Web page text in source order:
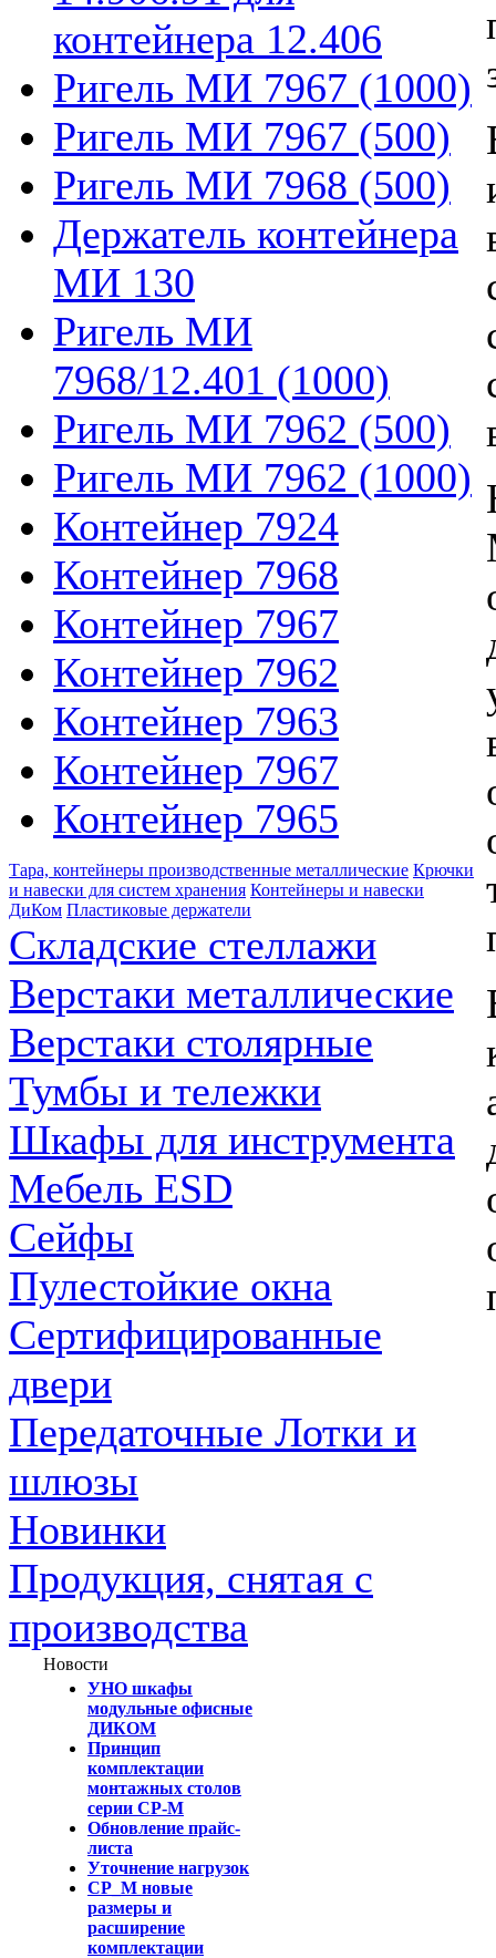
контейнера 12.406
Ригель МИ 7967 (1000)
Ригель МИ 7967 (500)
Ригель МИ 7968 (500)
Держатель контейнера
МИ 130
Ригель МИ
7968/12.401 (1000)
Ригель МИ 7962 (500)
Ригель МИ 7962 (1000)
Контейнер 7924
Контейнер 7968
Контейнер 7967
Контейнер 7962
Контейнер 7963
Контейнер 7967
Контейнер 7965
Тара, контейнеры производственные металлические Крючки
и навески для систем хранения Контейнеры и навески
ДиКом Пластиковые держатели
Складские стеллажи
Верстаки металлические
Верстаки столярные
Тумбы и тележки
Шкафы для инструмента
Мебель ESD
Сейфы
Пулестойкие окна
Сертифицированные
двери
Передаточные Лотки и
шлюзы
Новинки
Продукция, снятая с
производства
Новости
УНО шкафы
модульные офисные
ДИКОМ
Принцип
комплектации
монтажных столов
серии СР-М
Обновление прайс-
листа
Уточнение нагрузок
СР_М новые
размеры и
расширение
комплектации